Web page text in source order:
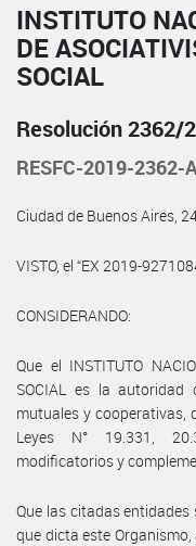
INSTITUTO
DE
SOCIAL
Resolución 2362/
RESFC-2019-2362-
Ciudad de Buenos Aires,
VISTO, el “EX 2019-
CONSIDERANDO:
Que el INSTITUTO
SOCIAL es la
mutuales y cooperativas,
Leyes N° 19.331,
modificatorios y
Que las citadas
que dicta este